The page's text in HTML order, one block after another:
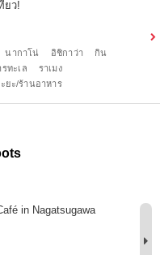
ยว!
นากาโน่ อิชิกาว่า
กิน
ทะเล
ราเมง
ยะ/ร้านอาหาร
in Nagatsugawa